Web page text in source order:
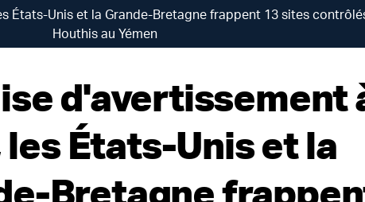
États-Unis et la Grande-Bretagne frappent 13 sites
Houthis au Yémen
d'avertissement
États-Unis et la
Bretagne